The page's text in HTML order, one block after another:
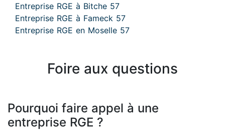
Entreprise RGE à Bitche 57
Entreprise RGE à Fameck 57
Entreprise RGE en Moselle 57
Foire aux questions
Pourquoi faire appel à une
entreprise RGE ?